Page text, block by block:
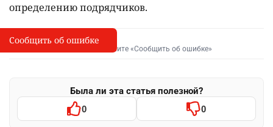
определению подрядчиков.
I
Сообщить об опечатке
Выделите фрагмент и нажмите «Сообщить об ошибке»
Была ли эта статья полезной?
0 0
Сообщить об ошибке